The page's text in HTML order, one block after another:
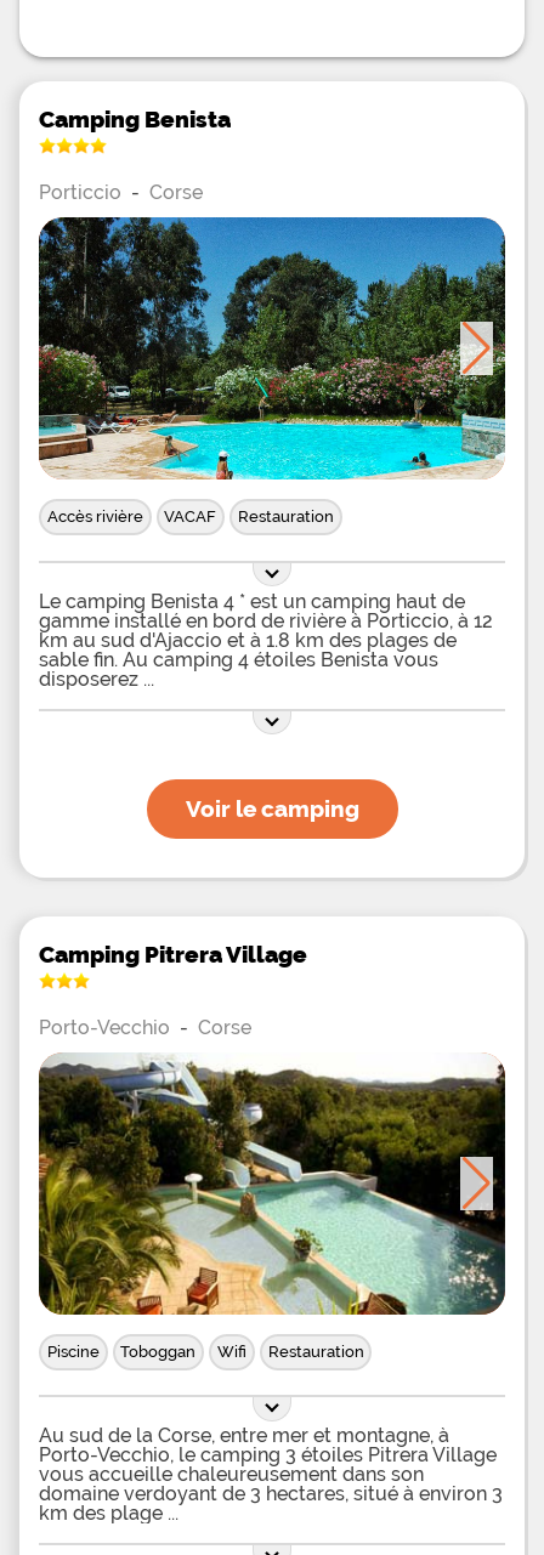
Camping Benista
Porticcio - Corse
Accès rivière VACAF Restauration
Le camping Benista 4 * est un camping haut de
gamme installé en bord de rivière à Porticcio, à 12
km au sud d'Ajaccio et à 1.8 km des plages de
sable fin. Au camping 4 étoiles Benista vous
disposerez
Voir le camping
Camping Pitrera Village
Porto-Vecchio - Corse
Piscine Toboggan Wifi Restauration
Au sud de la Corse, entre mer et montagne, à
Porto-Vecchio, le camping 3 étoiles Pitrera Village
vous accueille chaleureusement dans son
domaine verdoyant de 3 hectares, situé à environ 3
km des plage